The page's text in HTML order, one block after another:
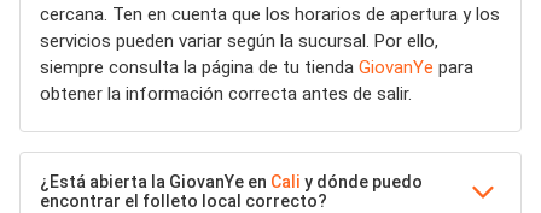
cercana. Ten en cuenta que los horarios de apertura y los
servicios pueden variar según la sucursal. Por ello,
siempre consulta la página de tu tienda GiovanYe para
obtener la información correcta antes de salir.
¿Está abierta la GiovanYe en Cali y dónde puedo
encontrar el folleto local correcto?